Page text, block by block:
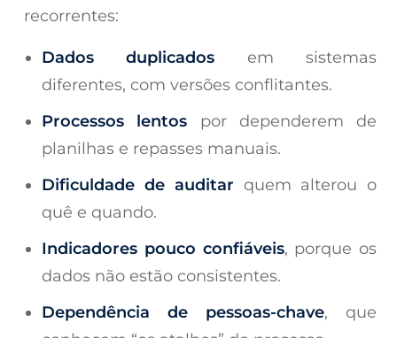
recorrentes:
Dados duplicados em sistemas
diferentes, com versões conflitantes.
Processos lentos por dependerem de
planilhas e repasses manuais.
Dificuldade de auditar quem alterou o
quê e quando.
Indicadores pouco confiáveis, porque os
dados não estão consistentes.
Dependência de pessoas-chave, que